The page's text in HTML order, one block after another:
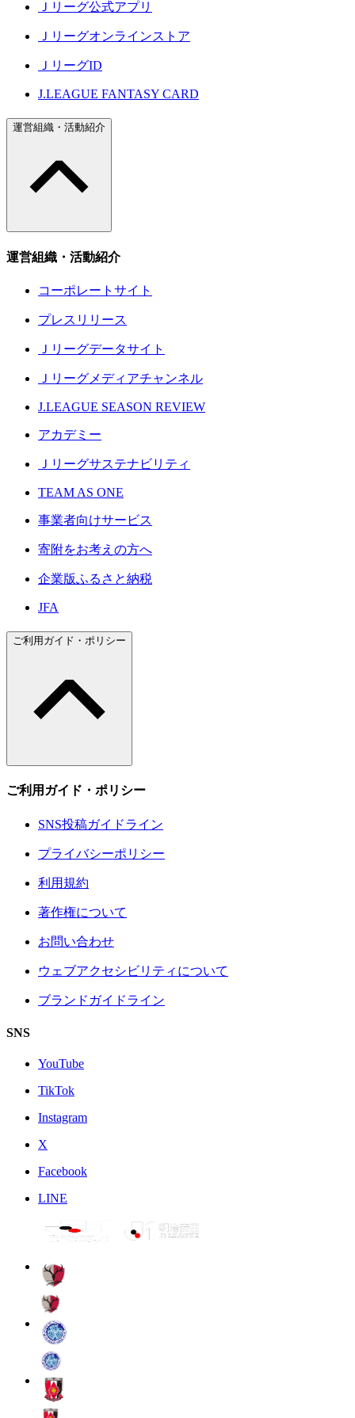
Ｊリーグ公式アプリ
Ｊリーグオンラインストア
ＪリーグID
J.LEAGUE FANTASY CARD
運営組織・活動紹介
運営組織・活動紹介
コーポレートサイト
プレスリリース
Ｊリーグデータサイト
Ｊリーグメディアチャンネル
J.LEAGUE SEASON REVIEW
アカデミー
Ｊリーグサステナビリティ
TEAM AS ONE
事業者向けサービス
寄附をお考えの方へ
企業版ふるさと納税
JFA
ご利用ガイド・ポリシー
ご利用ガイド・ポリシー
SNS投稿ガイドライン
プライバシーポリシー
利用規約
著作権について
お問い合わせ
ウェブアクセシビリティについて
ブランドガイドライン
SNS
YouTube
TikTok
Instagram
X
Facebook
LINE